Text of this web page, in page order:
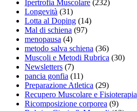
Ipertrofia Muscolare (232)
Longevità (31)
Lotta al Doping (14)
Mal di schiena (97)
menopausa (4)
metodo salva schiena (36)
Muscoli e Metodi Rubrica (30)
Newsletters (7)
pancia gonfia (11)
Preparazione Atletica (29)
Recupero Muscolare e Fisioterapia
Ricomposizione corporea (9)